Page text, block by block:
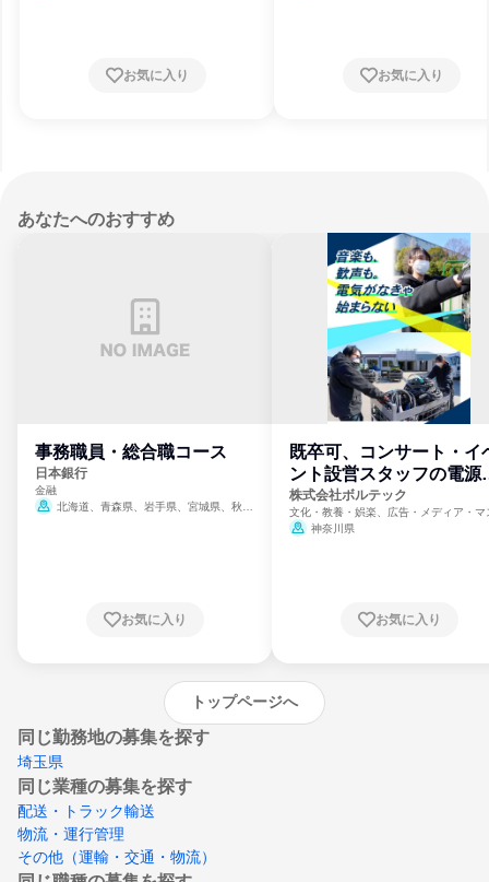
お気に入り お気に入り
あなたへのおすすめ
事務職員・総合職コース
日本銀行
金融
北海道、青森県、岩手県、宮城県、秋田
崎県、熊本県、大分県、宮崎県、鹿児島県、
お気に入り
既卒可、コンサート・イ
ント設営スタッフの電源
門
株式会社ボルテック
文化・教養・娯楽、広告・メディア・マ
ミ、電力・ガス・水道・エネルギー
神奈川県
お気に入り
トップページへ
同じ勤務地の募集を探す
埼玉県
同じ業種の募集を探す
配送・トラック輸送
物流・運行管理
その他（運輸・交通・物流）